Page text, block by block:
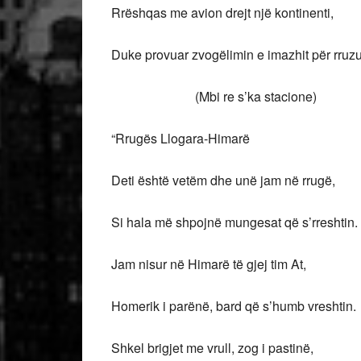
Rrëshqas me avion drejt një kontinenti,
Duke provuar zvogëlimin e imazhit për
(Mbi re s’ka stacione)
“Rrugës Llogara-Himarë
Deti është vetëm dhe unë jam në rrugë,
Si hala më shpojnë mungesat që s’rreshtin.
Jam nisur në Himarë të gjej tim At,
Homerik i parënë, bard që s’humb vreshtin.
Shkel brigjet me vrull, zog i pastinë,